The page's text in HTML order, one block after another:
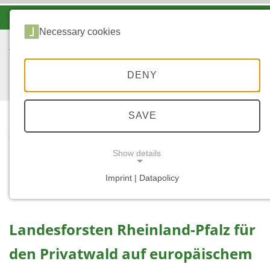
START REGIOWOOD
Regiowood
Landesforsten Rheinland-Pfalz für
den Privatwald auf europäischem
Necessary cookies
DENY
SAVE
Show details
Imprint | Datapolicy